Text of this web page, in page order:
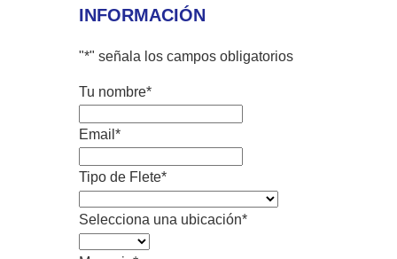
INFORMACIÓN
"*" señala los campos obligatorios
Tu nombre*
Email *
Tipo de Flete*
Selecciona una ubicación*